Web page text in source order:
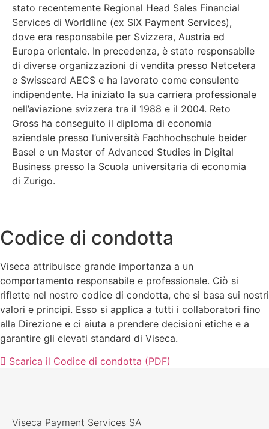
stato recentemente Regional Head Sales Financial
Services di Worldline (ex SIX Payment Services),
dove era responsabile per Svizzera, Austria ed
Europa orientale. In precedenza, è stato responsabile
di diverse organizzazioni di vendita presso Netcetera
e Swisscard AECS e ha lavorato come consulente
indipendente. Ha iniziato la sua carriera professionale
nell’aviazione svizzera tra il 1988 e il 2004. Reto
Gross ha conseguito il diploma di economia
aziendale presso l’università Fachhochschule beider
Basel e un Master of Advanced Studies in Digital
Business presso la Scuola universitaria di economia
di Zurigo.
Codice di condotta
Viseca attribuisce grande importanza a un
comportamento responsabile e professionale. Ciò si
riflette nel nostro codice di condotta, che si basa sui nostri
valori e principi. Esso si applica a tutti i collaboratori fino
alla Direzione e ci aiuta a prendere decisioni etiche e a
garantire gli elevati standard di Viseca.
Scarica il Codice di condotta (PDF)
Viseca Payment Services SA